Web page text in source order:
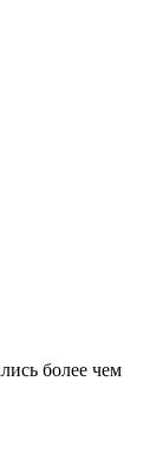
более чем